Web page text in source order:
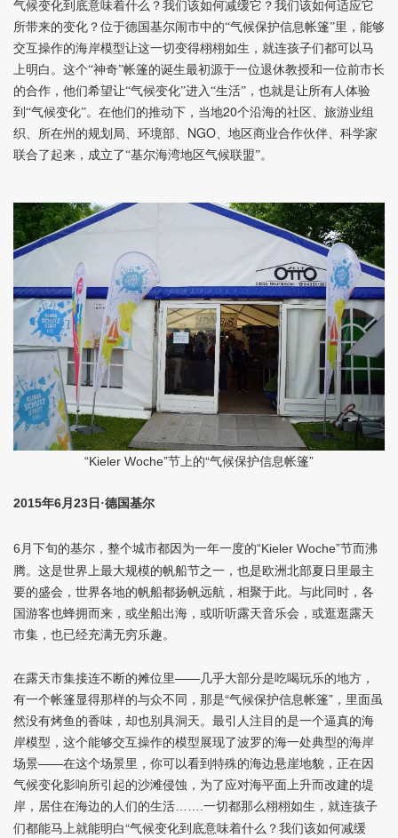
气候变化到底意味着什么？我们该如何减缓它？我们该如何适应它
所带来的变化？位于德国基尔闹市中的“气候保护信息帐篷”里，能够
交互操作的海岸模型让这一切变得栩栩如生，就连孩子们都可以马
上明白。这个“神奇”帐篷的诞生最初源于一位退休教授和一位前市长
的合作，他们希望让“气候变化”进入“生活”，也就是让所有人体验
到“气候变化”。在他们的推动下，当地20个沿海的社区、旅游业组
织、所在州的规划局、环境部、 NGO、地区商业合作伙伴、科学家
联合了起来，成立了“基尔海湾地区气候联盟”。
“Kieler Woche”节上的“气候保护信息帐篷”
2015年6 月 23 日·德国基尔
6 月下旬的基尔，整个城市都因为一年一度的“Kieler Woche”节而沸
腾。这是世界上最大规模的帆船节之一，也是欧洲北部夏日里最主
要的盛会，世界各地的帆船都扬帆远航，相聚于此。与此同时，各
国游客也蜂拥而来，或坐船出海，或听听露天音乐会，或逛逛露天
市集，也已经充满无穷乐趣。
在露天市集接连不断的摊位里——几乎大部分是吃喝玩乐的地方，
有一个帐篷显得那样的与众不同，那是“气候保护信息帐篷”，里面虽
然没有烤鱼的香味，却也别具洞天。最引人注目的是一个逼真的海
岸模型，这个能够交互操作的模型展现了波罗的海一处典型的海岸
场景——在这个场景里，你可以看到特殊的海边悬崖地貌，正在因
气候变化影响所引起的沙滩侵蚀，为了应对海平面上升而改建的堤
岸，居住在海边的人们的生活
一切都那么栩栩如生，就连孩子
们都能马上就能明白“气候变化到底意味着什么？我们该如何减缓